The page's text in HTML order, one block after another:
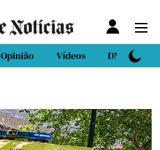
Opinião Vídeos DN Sport